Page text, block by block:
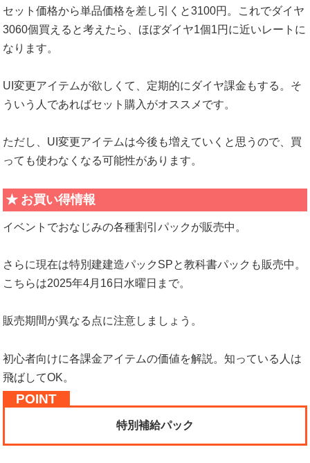
セット価格から単品価格を差し引くと3100円。これでダイヤ
3060個買えると考えたら、ほぼダイヤ1個1円に近いレートに
なります。
UI変更アイテムが欲しくて、定期的にダイヤ課金もする。そ
ういう人であればセット購入がオススメです。
ただし、UI変更アイテムは今後も増えていくと思うので、買
っても使わなくなる可能性があります。
お買い得情報
イベントでおなじみの各種割引パックが販売中。
さらに現在は特別建建造パックSPと教科書パックも販売中。
こちらは2025年4月16日水曜日まで。
販売期間が異なる点に注意しましょう。
初心者向けに各課金アイテムの価値を解説。知っている人は
飛ばしてOK。
特別補給パック